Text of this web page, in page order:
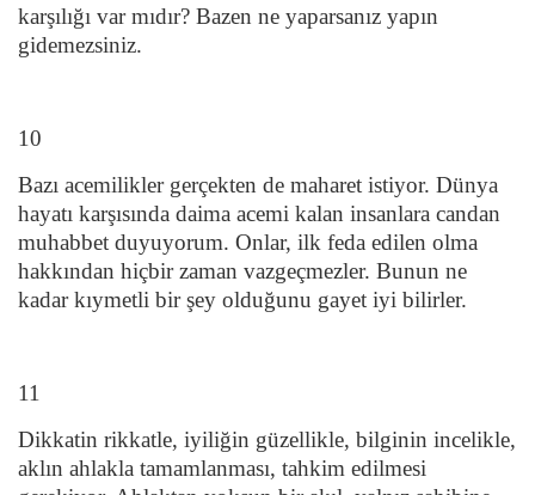
karşılığı var mıdır? Bazen ne yaparsanız yapın
gidemezsiniz.
10
Bazı acemilikler gerçekten de maharet istiyor. Dünya
hayatı karşısında daima acemi kalan insanlara candan
muhabbet duyuyorum. Onlar, ilk feda edilen olma
hakkından hiçbir zaman vazgeçmezler. Bunun ne
kadar kıymetli bir şey olduğunu gayet iyi bilirler.
11
Dikkatin rikkatle, iyiliğin güzellikle, bilginin incelikle,
aklın ahlakla tamamlanması, tahkim edilmesi